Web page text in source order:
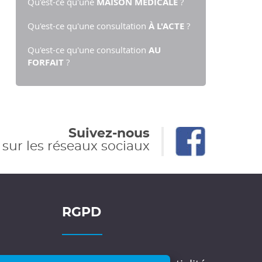
Qu'est-ce qu'une consultation À L'ACTE ?
Qu'est-ce qu'une consultation AU
FORFAIT ?
Suivez-nous
sur les réseaux sociaux
RGPD